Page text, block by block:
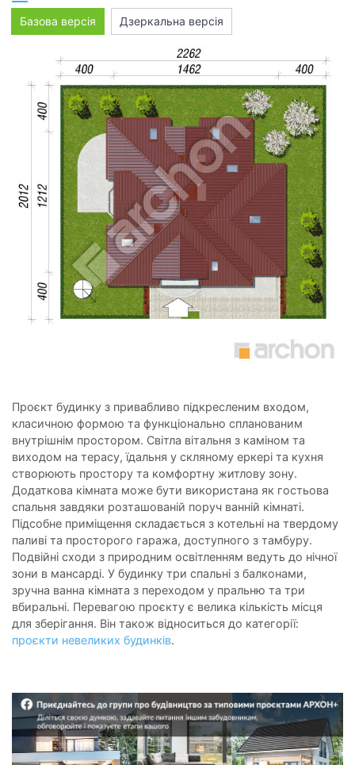
Базова версія Дзеркальна версія
Проєкт будинку з привабливо підкресленим входом,
класичною формою та функціонально спланованим
внутрішнім простором. Світла вітальня з каміном та
виходом на терасу, їдальня у скляному еркері та кухня
створюють простору та комфортну житлову зону.
Додаткова кімната може бути використана як гостьова
спальня завдяки розташованій поруч ванній кімнаті.
Підсобне приміщення складається з котельні на твердому
паливі та просторого гаража, доступного з тамбуру.
Подвійні сходи з природним освітленням ведуть до нічної
зони в мансарді. У будинку три спальні з балконами,
зручна ванна кімната з переходом у пральню та три
вбиральні. Перевагою проєкту є велика кількість місця
для зберігання. Він також відноситься до категорії:
проєкти невеликих будинків.